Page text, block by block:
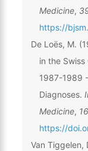
Medicine,
https://
De Loës, M.
in the Swiss
1987-1989
Diagnoses.
Medicine, 16
https://
Van Tiggelen,